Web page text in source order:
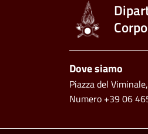
Piè di
Dove siamo
Piazza del
Numero +39 06